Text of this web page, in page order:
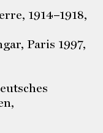
1914–1918,
Paris 1997,